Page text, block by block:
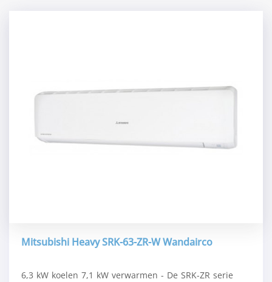
Mitsubishi Heavy SRK-63-ZR-W Wandairco
6,3 kW koelen 7,1 kW verwarmen - De SRK-ZR serie